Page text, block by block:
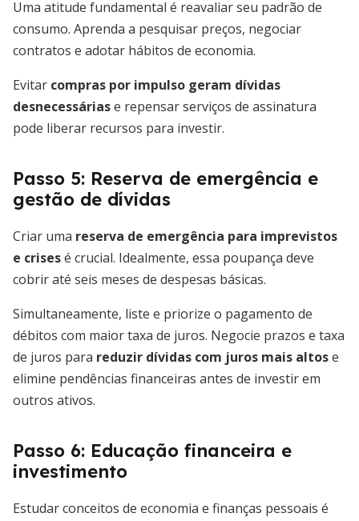
Uma atitude fundamental é reavaliar seu padrão de
consumo. Aprenda a pesquisar preços, negociar
contratos e adotar hábitos de economia.
Evitar compras por impulso geram dívidas
desnecessáriase repensar serviços de assinatura
pode liberar recursos para investir.
Passo 5: Reserva de emergência e
gestão de dívidas
Criar uma reserva de emergência para imprevistos
e crisesé crucial. Idealmente, essa poupança deve
cobrir até seis meses de despesas básicas.
Simultaneamente, liste e priorize o pagamento de
débitos com maior taxa de juros. Negocie prazos e taxa
de juros para reduzir dívidas com juros mais altose
elimine pendências financeiras antes de investir em
outros ativos.
Passo 6: Educação financeira e
investimento
Estudar conceitos de economia e finanças pessoais é